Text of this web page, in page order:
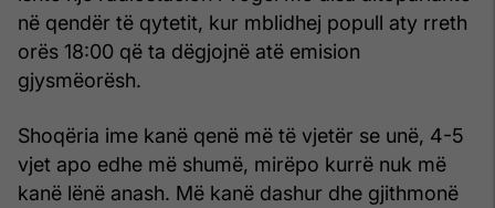
në qendër të qytetit, kur mblidhej popull aty rreth
orës 18:00 që ta dëgjojnë atë emision
gjysmëorësh.
Shoqëria ime kanë qenë më të vjetër se unë, 4-5
vjet apo edhe më shumë, mirëpo kurrë nuk më
kanë lënë anash. Më kanë dashur dhe gjithmonë